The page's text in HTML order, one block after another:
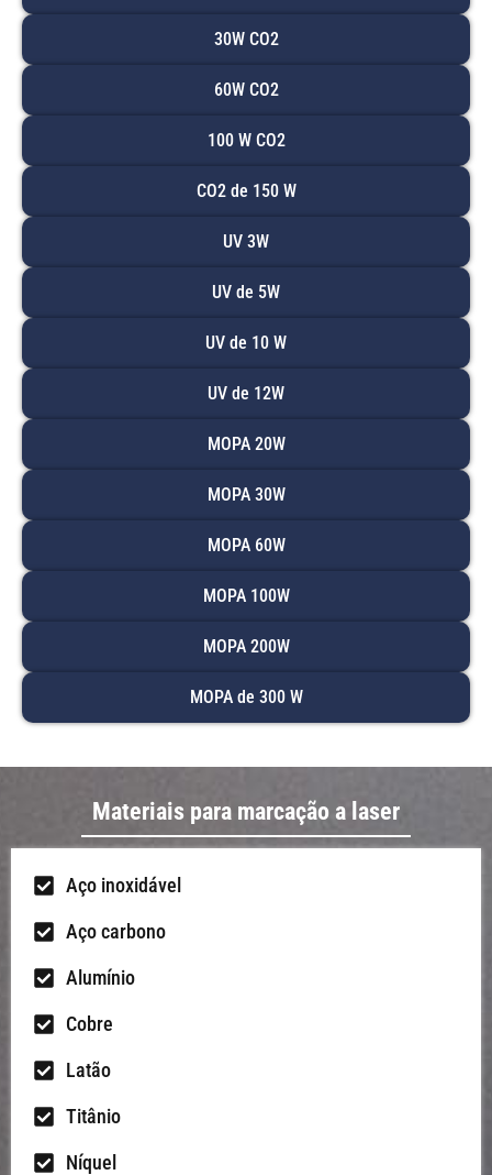
30W CO2
60W CO2
100 W CO2
CO2 de 150 W
UV 3W
UV de 5W
UV de 10 W
UV de 12W
MOPA 20W
MOPA 30W
MOPA 60W
MOPA 100W
MOPA 200W
MOPA de 300 W
Materiais para marcação a laser
Aço inoxidável
Aço carbono
Alumínio
Cobre
Latão
Titânio
Níquel